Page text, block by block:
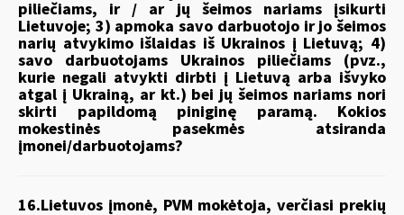
piliečiams, ir / ar jų šeimos nariams įsikurti
Lietuvoje; 3) apmoka savo darbuotojo ir jo šeimos
narių atvykimo išlaidas iš Ukrainos į Lietuvą; 4)
savo darbuotojams Ukrainos piliečiams (pvz.,
kurie negali atvykti dirbti į Lietuvą arba išvyko
atgal į Ukrainą, ar kt.) bei jų šeimos nariams nori
skirti papildomą piniginę paramą. Kokios
mokestinės pasekmės atsiranda
įmonei/darbuotojams?
16.Lietuvos įmonė, PVM mokėtoja, verčiasi prekių